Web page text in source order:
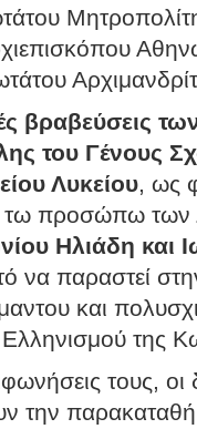
βραβεύσεις
του Γένους
Λυκείου, ως
τω προσώπω των
Ηλιάδη και
να παραστεί
και
Ελληνισμού της
τους,
την